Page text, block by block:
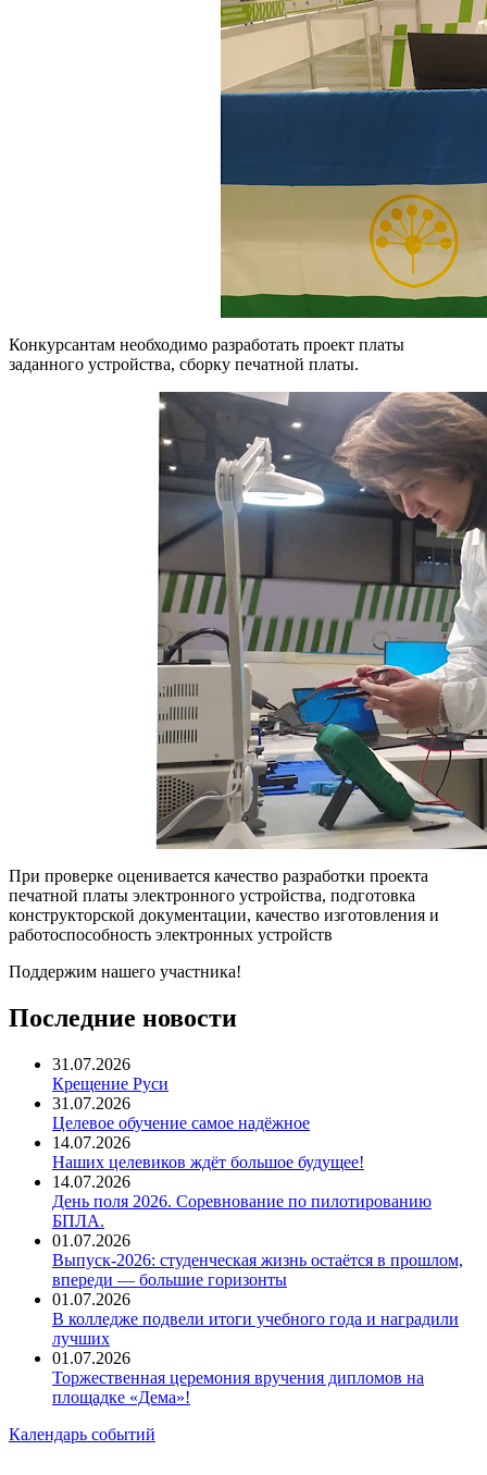
Конкурсантам необходимо разработать проект платы
заданного устройства, сборку печатной платы.
При проверке оценивается качество разработки проекта
печатной платы электронного устройства, подготовка
конструкторской документации, качество изготовления и
работоспособность электронных устройств
Поддержим нашего участника!
Последние новости
31.07.2026
Крещение Руси
31.07.2026
Целевое обучение самое надёжное
14.07.2026
Наших целевиков ждёт большое будущее!
14.07.2026
День поля 2026. Соревнование по пилотированию
БПЛА.
01.07.2026
Выпуск-2026: студенческая жизнь остаётся в прошлом,
впереди — большие горизонты
01.07.2026
В колледже подвели итоги учебного года и наградили
лучших
01.07.2026
Торжественная церемония вручения дипломов на
площадке «Дема»!
Календарь событий